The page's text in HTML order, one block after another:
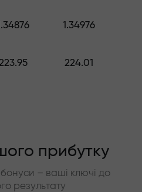
1.34976
223.95 224.01
прибутку
– ваші ключі до
результату